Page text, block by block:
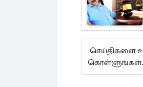
செய்திகளை